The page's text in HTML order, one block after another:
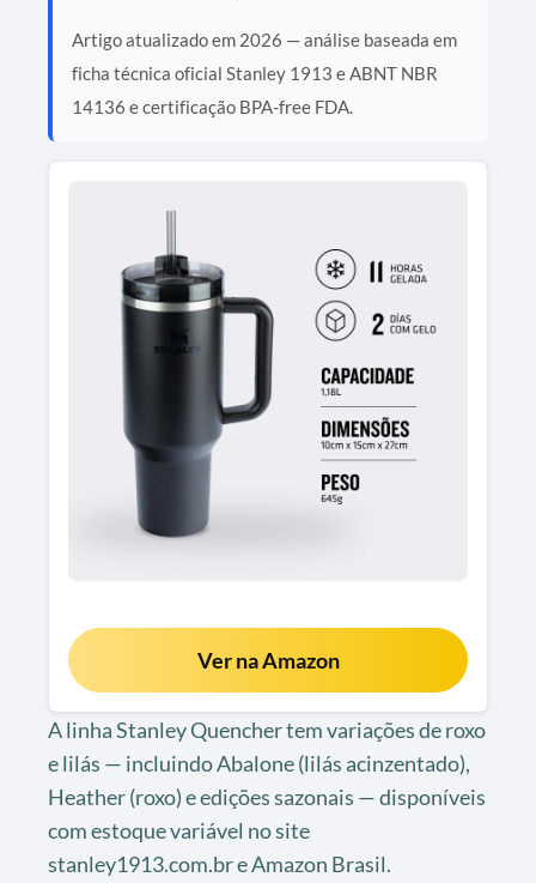
Artigo atualizado em 2026 — análise baseada em
ficha técnica oficial Stanley 1913 e ABNT NBR
14136 e certificação BPA-free FDA.
Ver na Amazon
A linha Stanley Quencher tem variações de roxo
e lilás — incluindo Abalone (lilás acinzentado),
Heather (roxo) e edições sazonais — disponíveis
com estoque variável no site
stanley1913.com.br e Amazon Brasil.